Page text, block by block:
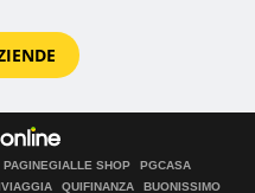
PAGINEGIALLE SHOP
PGCASA
QUIFINANZA
BUONISSIMO